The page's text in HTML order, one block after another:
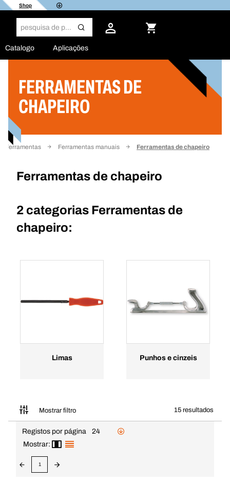
Shop
Catalogo Aplicações
FERRAMENTAS DE
CHAPEIRO
Ferramentas Ferramentas manuais Ferramentas de chapeiro
Ferramentas de chapeiro
2 categorias Ferramentas de
chapeiro:
Limas Punhos e cinzeis
Mostrar filtro 15 resultados
Filtro
Registos por página
24
Mostrar:
1